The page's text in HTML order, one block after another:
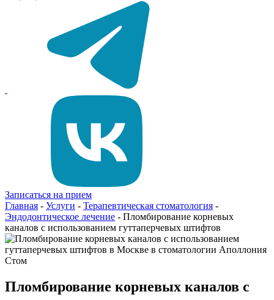
Записаться на прием
Главная - Услуги - Терапевтическая стоматология -
Эндодонтическое лечение - Пломбирование корневых
каналов с использованием гуттаперчевых штифтов
Пломбирование корневых каналов с